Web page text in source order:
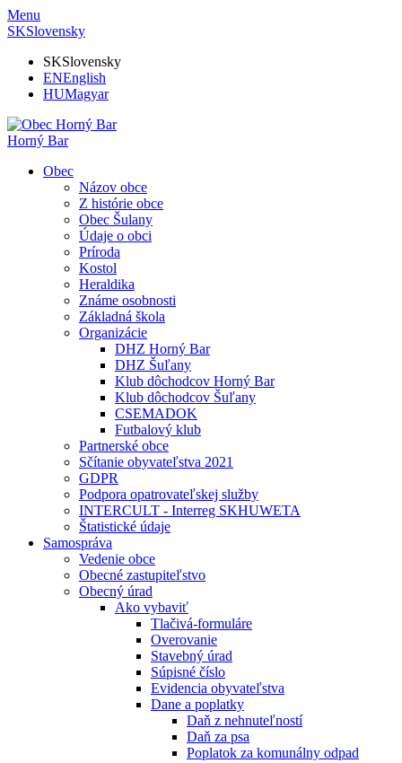
Menu
SKSlovensky
SKSlovensky
ENEnglish
HUMagyar
Horný Bar
Obec
Názov obce
Z histórie obce
Obec Šulany
Údaje o obci
Príroda
Kostol
Heraldika
Známe osobnosti
Základná škola
Organizácie
DHZ Horný Bar
DHZ Šuľany
Klub dôchodcov Horný Bar
Klub dôchodcov Šuľany
CSEMADOK
Futbalový klub
Partnerské obce
Sčítanie obyvateľstva 2021
GDPR
Podpora opatrovateľskej služby
INTERCULT - Interreg SKHUWETA
Štatistické údaje
Samospráva
Vedenie obce
Obecné zastupiteľstvo
Obecný úrad
Ako vybaviť
Tlačivá-formuláre
Overovanie
Stavebný úrad
Súpisné číslo
Evidencia obyvateľstva
Dane a poplatky
Daň z nehnuteľností
Daň za psa
Poplatok za komunálny odpad